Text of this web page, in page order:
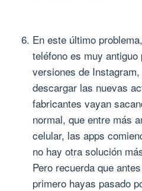
En este último
teléfono es muy
versiones de
descargar las nuevas
fabricantes vayan
normal, que entre más
celular, las apps
no hay otra solución
Pero recuerda que
primero hayas pasado